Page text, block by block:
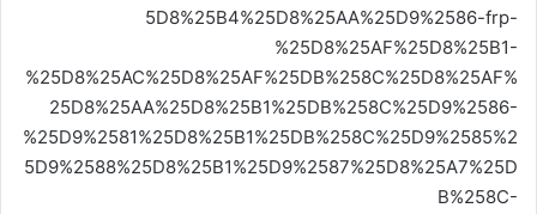
5D8%25B4%25D8%25AA%25D9%2586-frp-
%25D8%25AF%25D8%25B1-
%25D8%25AC%25D8%25AF%25DB%258C%25D8%25AF%
25D8%25AA%25D8%25B1%25DB%258C%25D9%2586-
%25D9%2581%25D8%25B1%25DB%258C%25D9%2585%2
5D9%2588%25D8%25B1%25D9%2587%25D8%25A7%25D
B%258C-